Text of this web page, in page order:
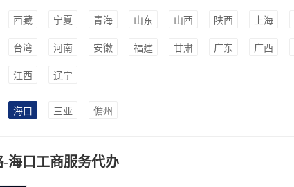
西藏 宁夏 青海 山东 山西 陕西 上海
台湾 河南 安徽 福建 甘肃 广东 广西
江西 辽宁
海口 三亚 儋州
海口工商服务代办